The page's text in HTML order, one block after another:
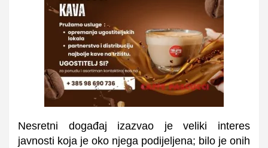
Nesretni događaj izazvao je veliki interes
javnosti koja je oko njega podijeljena; bilo je onih